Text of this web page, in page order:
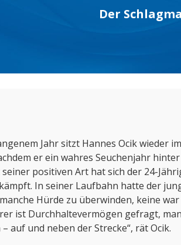
Der
Jahr sitzt Hannes Ocik wieder
er ein wahres Seuchenjahr
positiven Art hat sich der 24-
In seiner Laufbahn hatte der
Hürde zu überwinden, keine
ist Durchhaltevermögen gefragt,
auf und neben der Strecke“, rät Ocik.